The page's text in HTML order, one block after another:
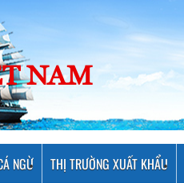
NAM
NGỪ THỊ TRƯỜNG XUẤT KHẨU